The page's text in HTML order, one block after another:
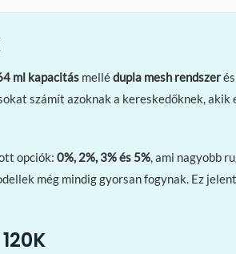
ml kapacitás mellédupla mesh rendszerés
számít azoknak a kereskedőknek,
opciók: 0%, 2%, 3% és 5%, ami nagyobb
még mindig gyorsan fogynak. Ez